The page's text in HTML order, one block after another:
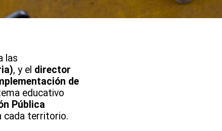
las
, y el director
de
educativo
Pública
cada territorio.